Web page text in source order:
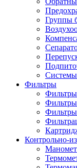
Группы
Фильтры
Фильтры
Фильтры
Фильтры
Контрольно-